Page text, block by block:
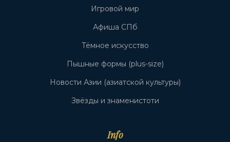
Игровой мир
Афиша СПб
Тёмное искусство
Пышные формы (plus-size)
Новости Азии (азиатской культуры)
Звёзды и знаменистоти
Info